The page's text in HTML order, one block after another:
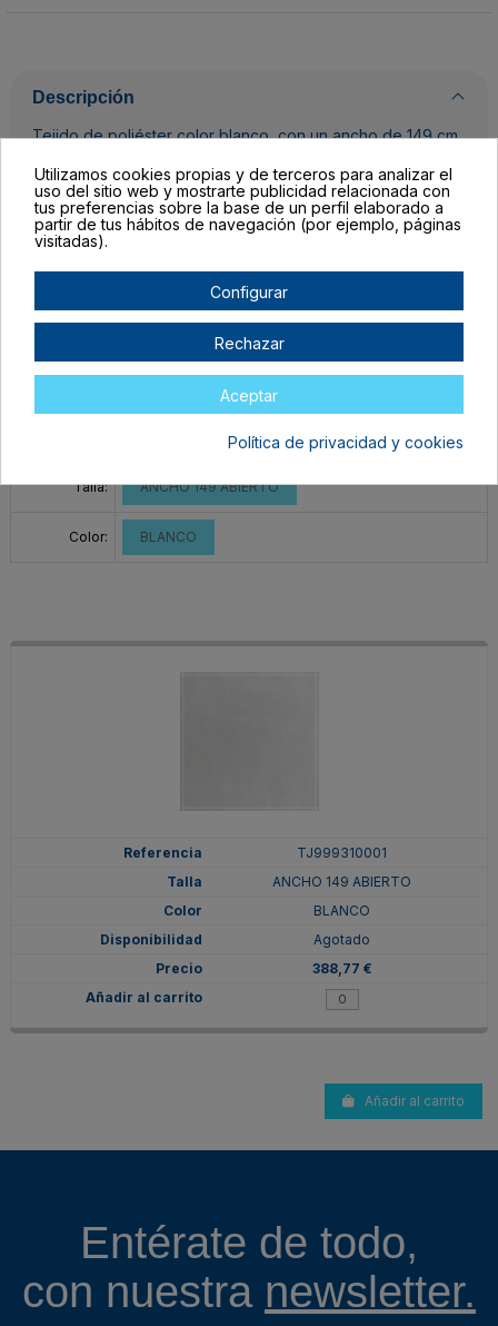
Descripción
Tejido de poliéster color blanco, con un ancho de 149 cm.
camisetas. Rendimiento de 3,55 m/kg. Especial sublimación
y acepta serigrafía , transfer y otros reprocesos.
Detalles del producto
carrito lo encontrarás al final de la tabla.
Filtrar lista de variantes por:
Talla: ANCHO 149 ABIERTO
Color: BLANCO
TJ999310001
ANCHO 149 ABIERTO
BLANCO
Agotado
388,77 €
Añadir al carrito
Entérate de todo,
con nuestra newsletter.
Utilizamos cookies propias y de terceros para analizar el
uso del sitio web y mostrarte publicidad relacionada con
tus preferencias sobre la base de un perfil elaborado a
partir de tus hábitos de navegación (por ejemplo, páginas
visitadas).
Configurar
Rechazar
Aceptar
Política de privacidad y cookies